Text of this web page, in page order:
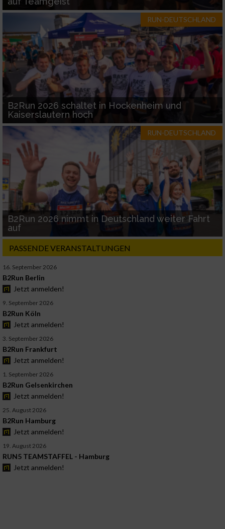
RUN-DEUTSCHLAND
B2Run 2026 schaltet in Hockenheim und
Kaiserslautern hoch
RUN-DEUTSCHLAND
B2Run 2026 nimmt in Deutschland weiter Fahrt
auf
PASSENDE VERANSTALTUNGEN
16. September 2026
B2Run Berlin
Jetzt anmelden!
9. September 2026
B2Run Köln
Jetzt anmelden!
3. September 2026
B2Run Frankfurt
Jetzt anmelden!
1. September 2026
B2Run Gelsenkirchen
Jetzt anmelden!
25. August 2026
B2Run Hamburg
Jetzt anmelden!
19. August 2026
RUN5 TEAMSTAFFEL - Hamburg
Jetzt anmelden!